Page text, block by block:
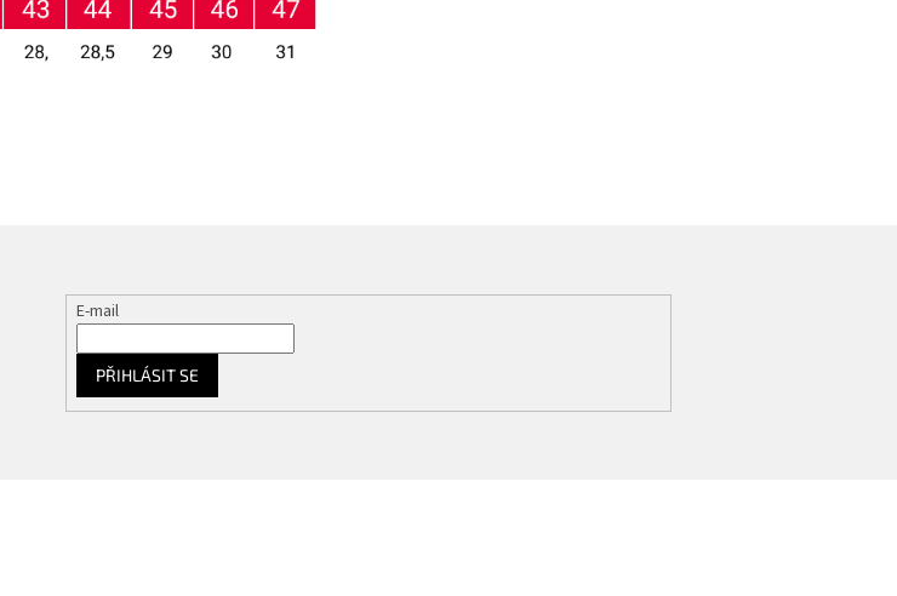
E-mail
PŘIHLÁSIT SE